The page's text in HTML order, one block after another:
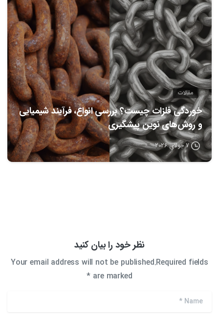
0
مقالات
خوردگی فلزات چیست؟ بررسی انواع، فرآیند شیمیایی
و روش‌های نوین پیشگیری
7 جولای 2026
نظر خود را بیان کنید
Your email address will not be published.Required fields
are marked *
Name
*